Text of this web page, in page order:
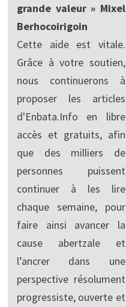
grande valeur » Mixel
Berhocoirigoin
Cette aide est vitale.
Grâce à votre soutien,
nous continuerons à
proposer les articles
d'Enbata.Info en libre
accès et gratuits, afin
que des milliers de
personnes puissent
continuer à les lire
chaque semaine, pour
faire ainsi avancer la
cause abertzale et
l’ancrer dans une
perspective résolument
progressiste, ouverte et